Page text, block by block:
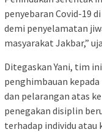
penyebaran Covid-19
demi penyelamatan
masyarakat Jakbar,”
Ditegaskan Yani, tim
penghimbauan
dan pelarangan atas
penegakan disiplin
terhadap individu atau